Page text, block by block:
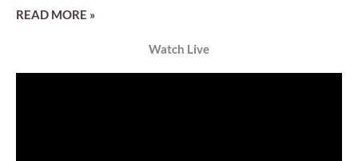
READ MORE »
Watch Live